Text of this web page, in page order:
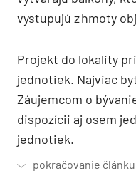
vystupujú z hmoty
Projekt do lokality
jednotiek. Najviac
Záujemcom o
dispozícii aj osem
jednotiek.